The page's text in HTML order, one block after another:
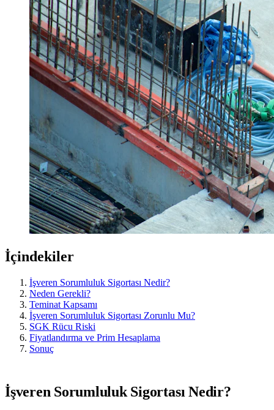
İçindekiler
İşveren Sorumluluk Sigortası Nedir?
Neden Gerekli?
Teminat Kapsamı
İşveren Sorumluluk Sigortası Zorunlu Mu?
SGK Rücu Riski
Fiyatlandırma ve Prim Hesaplama
Sonuç
İşveren Sorumluluk Sigortası Nedir?